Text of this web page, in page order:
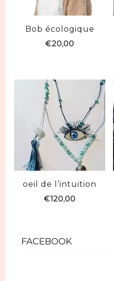
Bob écologique
€20,00
oeil de l’intuition
€120,00
FACEBOOK